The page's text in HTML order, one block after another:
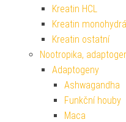
Kreatin HCL
Kreatin
Kreatin ostatní
Nootropika,
Adaptogeny
Ashwagandha
Funkční houby
Maca